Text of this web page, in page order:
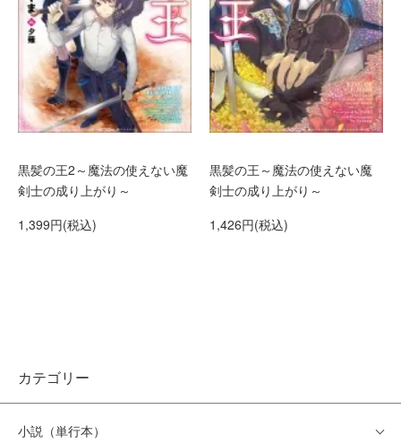
黒髪の王2～魔法の使えない魔
剣士の成り上がり～
1,399円(税込)
黒髪の王～魔法の使えない魔
剣士の成り上がり～
1,426円(税込)
カテゴリー
小説（単行本）